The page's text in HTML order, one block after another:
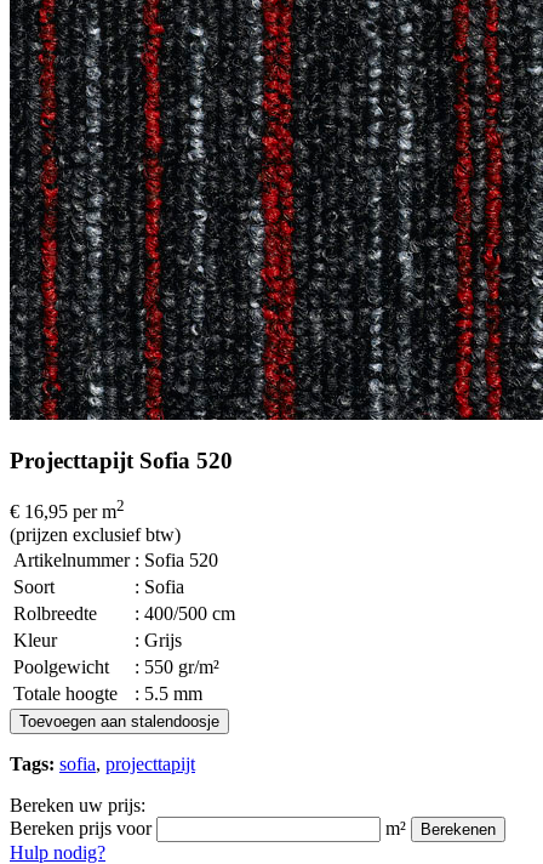
Projecttapijt Sofia 520
€ 16,95 per m2
(prijzen exclusief btw)
Artikelnummer : Sofia 520
Soort
: Sofia
Rolbreedte
: 400/500 cm
Kleur
: Grijs
Poolgewicht
: 550 gr/m²
Totale hoogte
: 5.5 mm
Toevoegen aan stalendoosje
Tags: sofia, projecttapijt
Bereken uw prijs:
Bereken prijs voor
m² Berekenen
Hulp nodig?